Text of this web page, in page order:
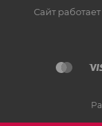
Сайт работает